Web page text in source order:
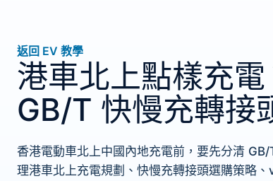
返回 EV 教學
港車北上點樣充
GB/T 快慢充轉接
香港電動車北上中國內地充電前，要先分清
理港車北上充電規劃、快慢充轉接頭選購策略